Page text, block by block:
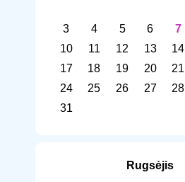
3
4 5 6 7
10
11 12 13 14
17
18 19 20 21
24
25 26 27 28
31
Rugsėjis